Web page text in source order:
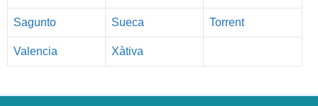
Sagunto Sueca Torrent
Valencia Xàtiva